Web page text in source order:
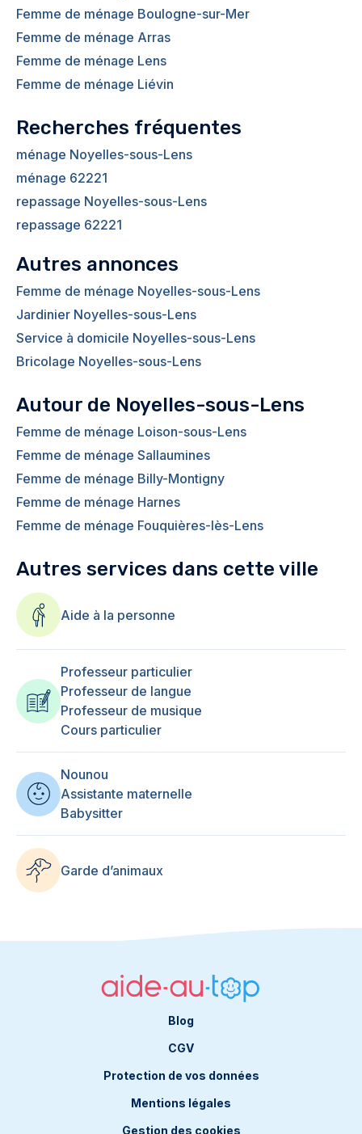
Femme de ménage Boulogne-sur-Mer
Femme de ménage Arras
Femme de ménage Lens
Femme de ménage Liévin
Recherches fréquentes
ménage Noyelles-sous-Lens
ménage 62221
repassage Noyelles-sous-Lens
repassage 62221
Autres annonces
Femme de ménage Noyelles-sous-Lens
Jardinier Noyelles-sous-Lens
Service à domicile Noyelles-sous-Lens
Bricolage Noyelles-sous-Lens
Autour de Noyelles-sous-Lens
Femme de ménage Loison-sous-Lens
Femme de ménage Sallaumines
Femme de ménage Billy-Montigny
Femme de ménage Harnes
Femme de ménage Fouquières-lès-Lens
Autres services dans cette ville
Aide à la personne
Professeur particulier
Professeur de langue
Professeur de musique
Cours particulier
Nounou
Assistante maternelle
Babysitter
Garde d’animaux
Blog
CGV
Protection de vos données
Mentions légales
Gestion des cookies